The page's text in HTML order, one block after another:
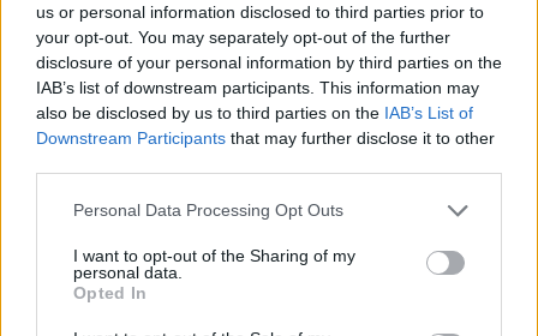
us or personal information disclosed to third parties prior to
your opt-out. You may separately opt-out of the further
disclosure of your personal information by third parties on the
IAB’s list of downstream participants. This information may
also be disclosed by us to third parties on the IAB’s List of
Downstream Participants that may further disclose it to other
Personal Data Processing Opt Outs
I want to opt-out of the Sharing of my
personal data.
Opted In
by marzyć i te marzenia spełniać, nie zaś po to,
by zadręczać się codziennością. Powyższe
przykłady pokazują bardzo różne oblicza
spełniania marzeń, ale w obu przypadkach
doprowadziło ono do bardzo pozytywnych
Barykę, który realizując marzenie swojego ojca
o powrocie o niepodległej ojczyzny, odnalazł w
sobie swoją polską tożsamość, jak i w